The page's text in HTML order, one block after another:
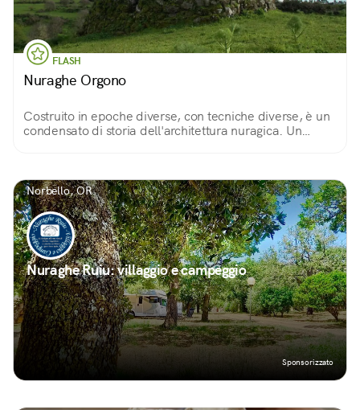
FLASH
Nuraghe Orgono
Costruito in epoche diverse, con tecniche diverse, è un
condensato di storia dell'architettura nuragica. Un
Norbello, OR
Nuraghe Ruiu: villaggio e campeggio
Sponsorizzato